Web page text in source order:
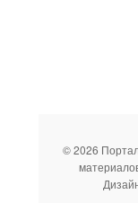
© 2026